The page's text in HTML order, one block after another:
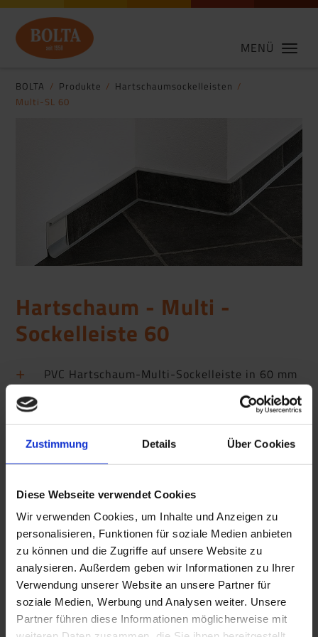
Zustimmung Details Über Cookies
Diese Webseite verwendet Cookies
Wir verwenden Cookies, um Inhalte und Anzeigen zu
personalisieren, Funktionen für soziale Medien anbieten
zu können und die Zugriffe auf unsere Website zu
analysieren. Außerdem geben wir Informationen zu Ihrer
Verwendung unserer Website an unsere Partner für
soziale Medien, Werbung und Analysen weiter. Unsere
Partner führen diese Informationen möglicherweise mit
MENÜ
BOLTA Produkte
Hartschaumsockelleisten
Multi-SL 60
Hartschaum - Multi -
Sockelleiste 60
PVC Hartschaum-Multi-Sockelleiste in 60 mm
Bauhöhe
zum Einkleben von Bodenbelagsstreifen
feuchtigkeitsunempfindlich und formstabil
flexible Weichlippe am Bodenanschluss